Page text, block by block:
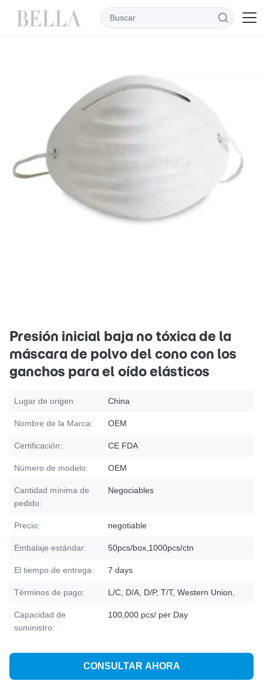
Presión inicial baja no tóxica de la
máscara de polvo del cono con los
ganchos para el oído elásticos
Lugar de origen: China
Nombre de la Marca: OEM
Certificación: CE FDA
Número de modelo: OEM
Cantidad mínima de
pedido:
Negociables
Precio: negotiable
Embalaje estándar: 50pcs/box,1000pcs/ctn
El tiempo de entrega: 7 days
Términos de pago: L/C, D/A, D/P, T/T, Western Union,
Capacidad de
suministro:
100,000 pcs/ per Day
CONSULTAR AHORA